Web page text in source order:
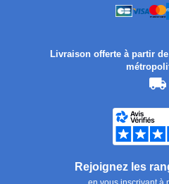
Livraison offerte à partir
Rejoignez les